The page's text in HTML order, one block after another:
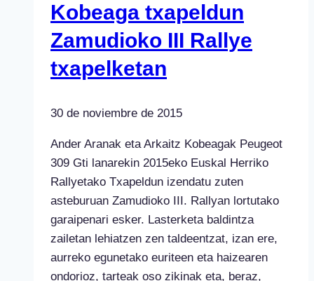
Kobeaga txapeldun
Zamudioko III Rallye
txapelketan
30 de noviembre de 2015
Ander Aranak eta Arkaitz Kobeagak Peugeot
309 Gti lanarekin 2015eko Euskal Herriko
Rallyetako Txapeldun izendatu zuten
asteburuan Zamudioko III. Rallyan lortutako
garaipenari esker. Lasterketa baldintza
zailetan lehiatzen zen taldeentzat, izan ere,
aurreko egunetako euriteen eta haizearen
ondorioz, tarteak oso zikinak eta, beraz,